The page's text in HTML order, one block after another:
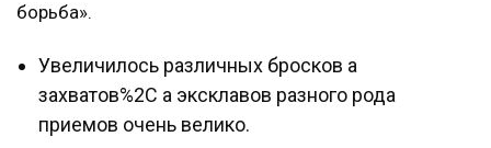
борьба».
Увеличилось различных бросков а
захватов%2C а эксклавов разного рода
приемов очень велико.